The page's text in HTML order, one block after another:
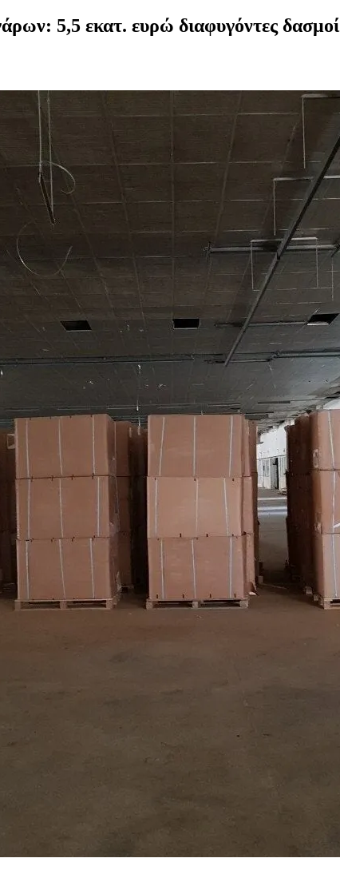
5,5 εκατ. ευρώ διαφυγόντες δασμοί